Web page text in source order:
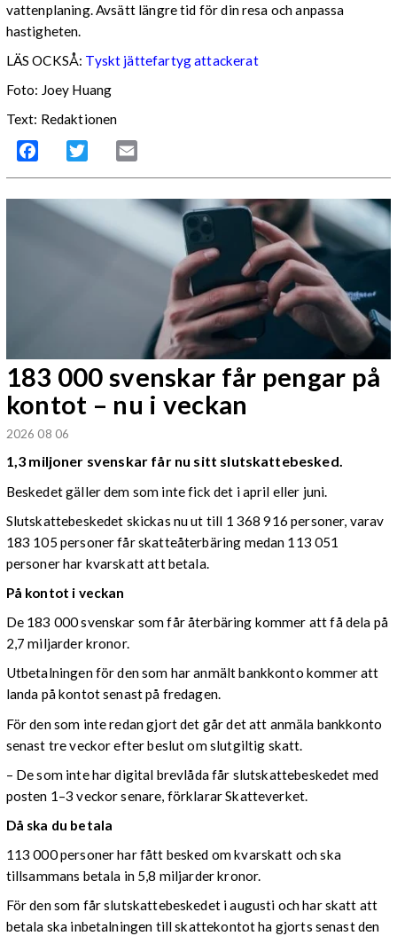
vattenplaning. Avsätt längre tid för din resa och anpassa
hastigheten.
LÄS OCKSÅ: Tyskt jättefartyg attackerat
Foto: Joey Huang
Text: Redaktionen
Facebook Twitter
183 000 svenskar får pengar på
kontot – nu i veckan
2026 08 06
1,3 miljoner svenskar får nu sitt slutskattebesked.
Beskedet gäller dem som inte fick det i april eller juni.
Slutskattebeskedet skickas nu ut till 1 368 916 personer, varav
183 105 personer får skatteåterbäring medan 113 051
personer har kvarskatt att betala.
På kontot i veckan
De 183 000 svenskar som får återbäring kommer att få dela på
2,7 miljarder kronor.
Utbetalningen för den som har anmält bankkonto kommer att
landa på kontot senast på fredagen.
För den som inte redan gjort det går det att anmäla bankkonto
senast tre veckor efter beslut om slutgiltig skatt.
– De som inte har digital brevlåda får slutskattebeskedet med
posten 1–3 veckor senare, förklarar Skatteverket.
Då ska du betala
113 000 personer har fått besked om kvarskatt och ska
tillsammans betala in 5,8 miljarder kronor.
För den som får slutskattebeskedet i augusti och har skatt att
betala ska inbetalningen till skattekontot ha gjorts senast den